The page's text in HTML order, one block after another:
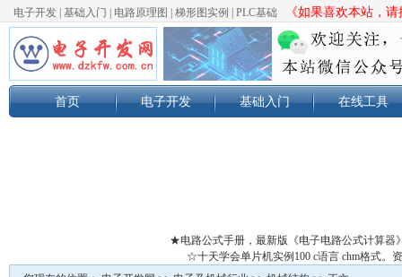
电子开发 基础入门 电路原理图 梯形图实例 PLC基础 《如果喜欢本站，
首页 电子开发 基础入门 在线工具
★电路公式手册，最新版《电子电路公式计算器
☆十天学会单片机实例100 c语言 chm格式。